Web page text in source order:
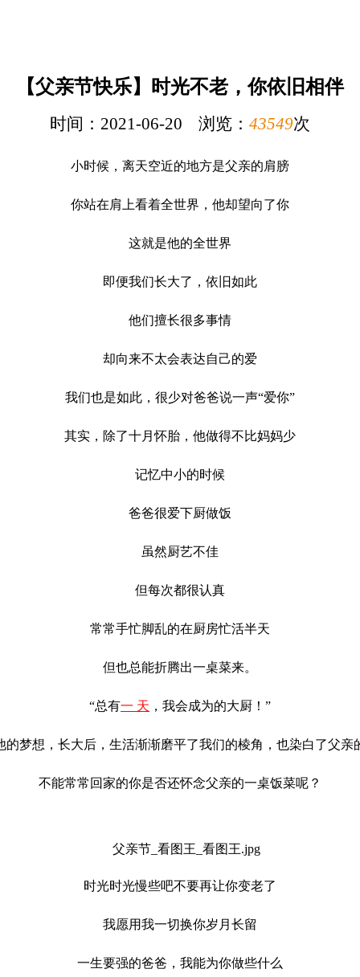
【父亲节快乐】时光不老，你依旧相伴
时间：2021-06-20 浏览： 43549次
小时候，离天空近的地方是父亲的肩膀
你站在肩上看着全世界，他却望向了你
这就是他的全世界
即便我们长大了，依旧如此
他们擅长很多事情
却向来不太会表达自己的爱
我们也是如此，很少对爸爸说一声“爱你”
其实，除了十月怀胎，他做得不比妈妈少
记忆中小的时候
爸爸很爱下厨做饭
虽然厨艺不佳
但每次都很认真
常常手忙脚乱的在厨房忙活半天
但也总能折腾出一桌菜来。
“总有一 天 ，我会成为的大厨！”
的梦想，长大后，生活渐渐磨平了我们的棱角，也染白了父亲
不能常常回家的你是否还怀念父亲的一桌饭菜呢？
时光时光慢些吧不要再让你变老了
我愿用我一切换你岁月长留
一生要强的爸爸，我能为你做些什么